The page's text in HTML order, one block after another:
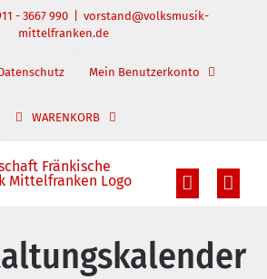
- 3667 990
vorstand@volksmusik-
mittelfranken.de
Mein Benutzerkonto
WARENKORB